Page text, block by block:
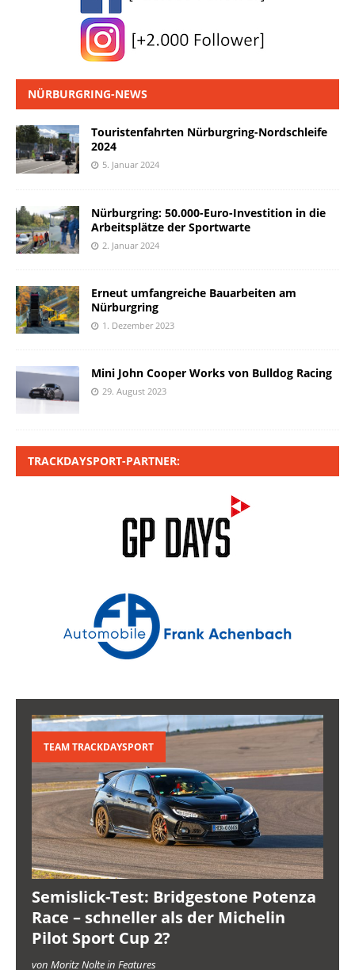
NÜRBURGRING-NEWS
Touristenfahrten Nürburgring-Nordschleife
2024
5. Januar 2024
Nürburgring: 50.000-Euro-Investition in die
Arbeitsplätze der Sportwarte
2. Januar 2024
Erneut umfangreiche Bauarbeiten am
Nürburgring
1. Dezember 2023
Mini John Cooper Works von Bulldog Racing
29. August 2023
TRACKDAYSPORT-PARTNER:
TEAM TRACKDAYSPORT
Semislick-Test: Bridgestone Potenza
Race – schneller als der Michelin
Pilot Sport Cup 2?
von Moritz Nolte in Features